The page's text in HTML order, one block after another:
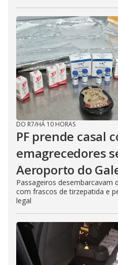
DO R7/HÁ 10 HORAS
PF prende casal
emagrecedores
Aeroporto do
Passageiros desembarcavam
com frascos de tirzepatida e
legal